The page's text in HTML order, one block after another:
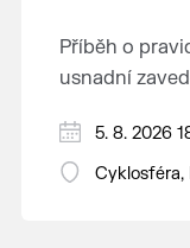
Příběh o
usnadní
Hraje se jen
Vstupné
5. 8. 2026
Cyklosféra,